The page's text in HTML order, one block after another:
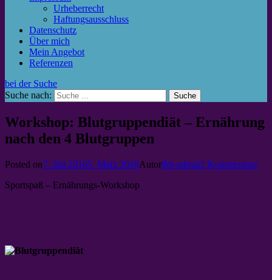
Urheberrecht
Haftungsausschluss
Datenschutz
Über mich
Mein Angebot
Referenzen
bei der Suche
Suche nach:
Workshop: Blutgruppendiät – Ernährung
nach den 4 Blutgruppen
Posted on7. Juli 20165. März 2018Autorlhb-admin2 Kommentare
Sportspaß – Ernährungs-Workshop